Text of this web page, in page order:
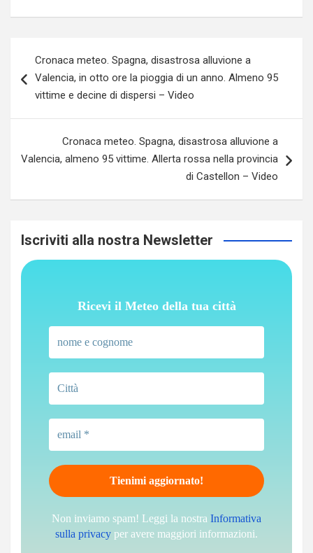
articoli
Cronaca meteo. Spagna, disastrosa alluvione a
Valencia, in otto ore la pioggia di un anno. Almeno 95
vittime e decine di dispersi – Video
Cronaca meteo. Spagna, disastrosa alluvione a
Valencia, almeno 95 vittime. Allerta rossa nella provincia
di Castellon – Video
Iscriviti alla nostra Newsletter
Ricevi il Meteo della tua città
Non inviamo spam! Leggi la nostra Informativa
sulla privacy per avere maggiori informazioni.